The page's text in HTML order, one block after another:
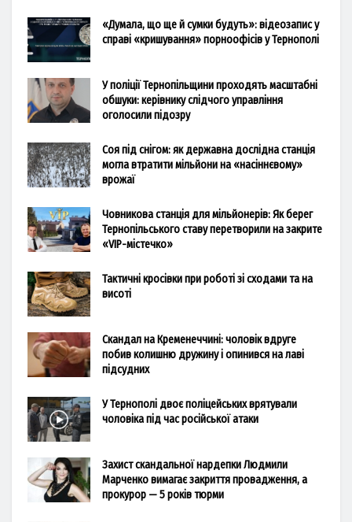
«Думала, що ще й сумки будуть»: відеозапис у
справі «кришування» порноофісів у Тернополі
У поліції Тернопільщини проходять масштабні
обшуки: керівнику слідчого управління
оголосили підозру
Соя під снігом: як державна дослідна станція
могла втратити мільйони на «насіннєвому»
врожаї
Човникова станція для мільйонерів: Як берег
Тернопільського ставу перетворили на закрите
«VIP-містечко»
Тактичні кросівки при роботі зі сходами та на
висоті
Скандал на Кременеччині: чоловік вдруге
побив колишню дружину і опинився на лаві
підсудних
У Тернополі двоє поліцейських врятували
чоловіка під час російської атаки
Захист скандальної нардепки Людмили
Марченко вимагає закриття провадження, а
прокурор — 5 років тюрми